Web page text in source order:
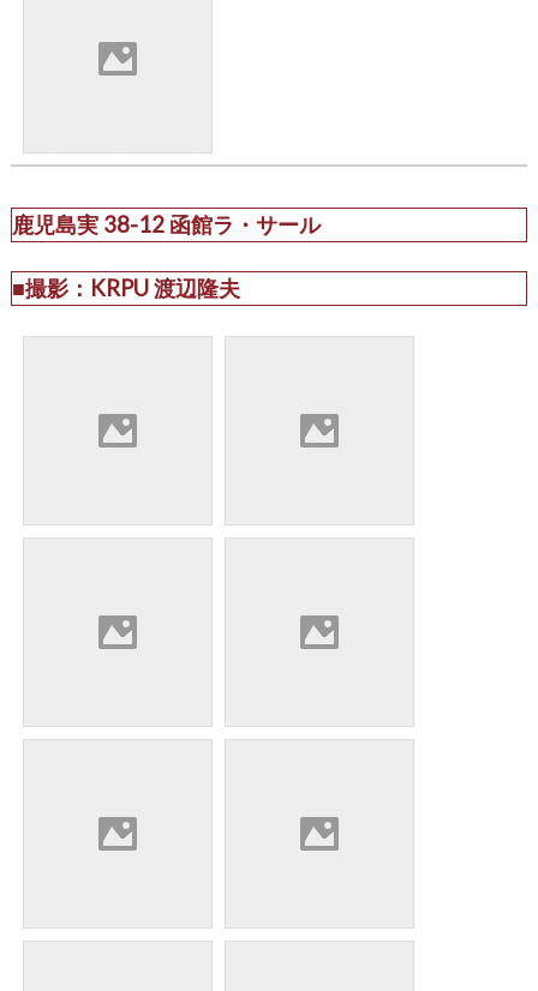
鹿児島実 38-12 函館ラ・サール
■撮影：KRPU 渡辺隆夫